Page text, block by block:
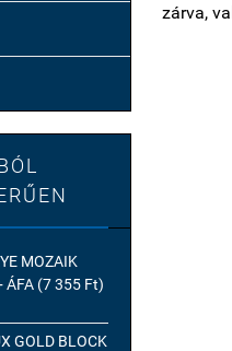
MOZAIK
ÁFA (7 355 Ft)
GOLD BLOCK
zárva,